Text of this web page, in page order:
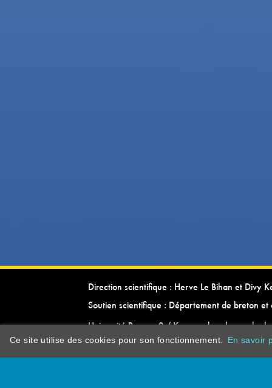
Direction scientifique : Herve Le Bihan et Divy
Soutien scientifique : Département de breton et
Université Rennes 2 / Kevrenn brezhoneg ha
Ce site utilise des cookies pour son fonctionnement. En savoir